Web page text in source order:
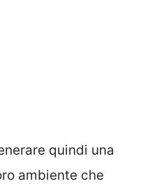
quindi una
ambiente che